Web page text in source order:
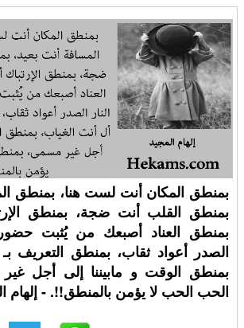
بمنطق المكان أنت لست هنا، بمنطق
بمنطق القلب أنت ضجة، بمنطق
بمنطق العناد أصبعك من يُثبت
الصدر أعواد ثقاب، بمنطق التعريف
بمنطق الوقت و مابيننا إلى أجل
الحب الحب لا يؤمن بالمنطق!!. - إلهام